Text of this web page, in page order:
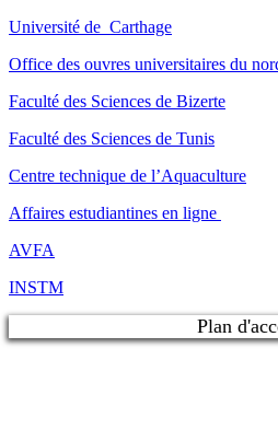
Université de Carthage
Office des ouvres universitaires du
Faculté des Sciences de Bizerte
Faculté des Sciences de Tunis
Centre technique de l’Aquaculture
Affaires estudiantines en ligne
AVFA
INSTM
Plan